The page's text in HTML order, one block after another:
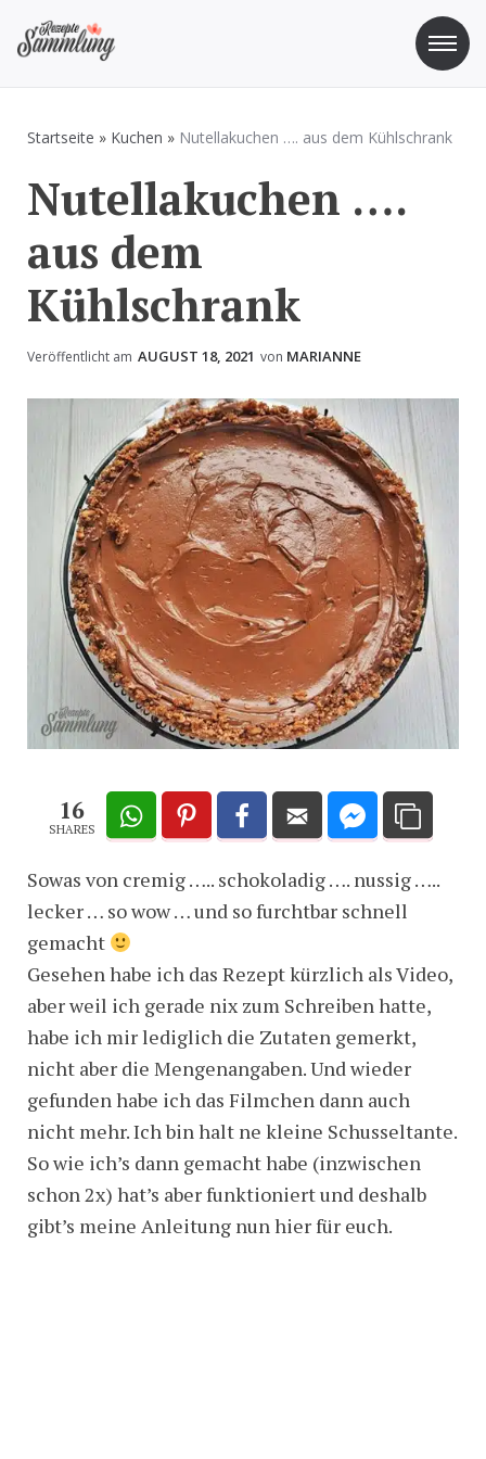
Inhalt
Startseite » Kuchen » Nutellakuchen …. aus dem Kühlschrank
Nutellakuchen ….
aus dem
Kühlschrank
Veröffentlicht am AUGUST 18, 2021 von MARIANNE
16
SHARES
Sowas von cremig ….. schokoladig …. nussig …..
lecker … so wow … und so furchtbar schnell
gemacht
Gesehen habe ich das Rezept kürzlich als Video,
aber weil ich gerade nix zum Schreiben hatte,
habe ich mir lediglich die Zutaten gemerkt,
nicht aber die Mengenangaben. Und wieder
gefunden habe ich das Filmchen dann auch
nicht mehr. Ich bin halt ne kleine Schusseltante.
So wie ich’s dann gemacht habe (inzwischen
schon 2x) hat’s aber funktioniert und deshalb
gibt’s meine Anleitung nun hier für euch.